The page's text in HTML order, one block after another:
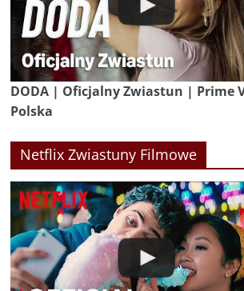
DODA | Oficjalny Zwiastun | Prime
Polska
Netflix Zwiastuny Filmowe